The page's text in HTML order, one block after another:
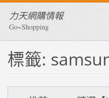
力天網購情報
Go~Shopping
標籤: